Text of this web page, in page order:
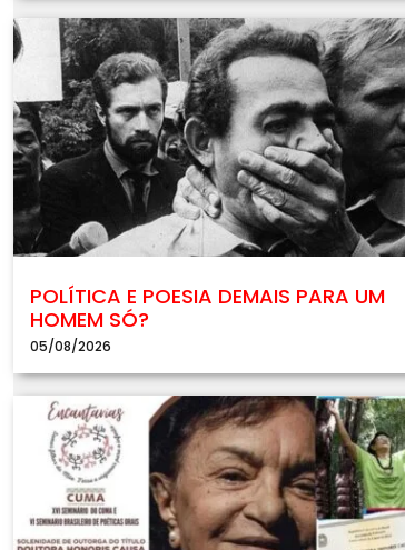
POLÍTICA E POESIA DEMAIS PARA UM
HOMEM SÓ?
05/08/2026